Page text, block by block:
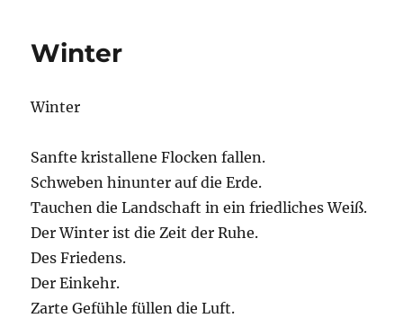
Winter
Winter
Sanfte kristallene Flocken fallen.
Schweben hinunter auf die Erde.
Tauchen die Landschaft in ein friedliches Weiß.
Der Winter ist die Zeit der Ruhe.
Des Friedens.
Der Einkehr.
Zarte Gefühle füllen die Luft.